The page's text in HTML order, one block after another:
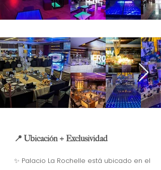
📍 Ubicación + Exclusividad
✨ Palacio La Rochelle está ubicado en el